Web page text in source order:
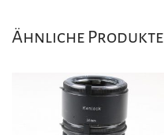
Ähnliche Produkte